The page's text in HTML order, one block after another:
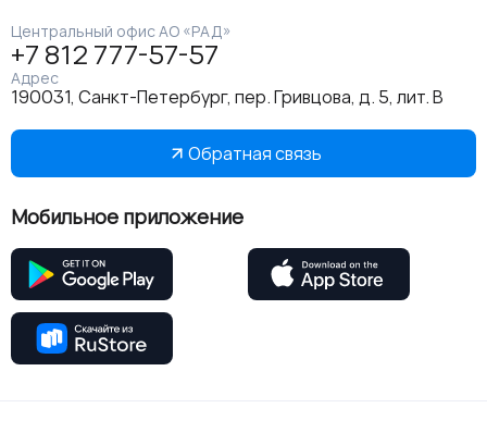
Центральный офис АО «РАД»
+7 812 777-57-57
Адрес
190031, Санкт-Петербург, пер. Гривцова, д. 5, лит. В
Обратная связь
Мобильное приложение